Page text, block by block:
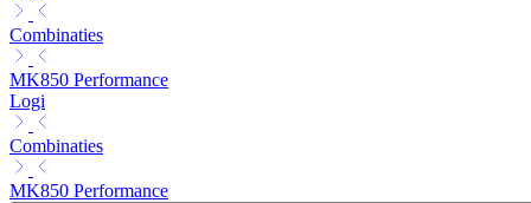
Combinaties
MK850 Performance
Logi
Combinaties
MK850 Performance